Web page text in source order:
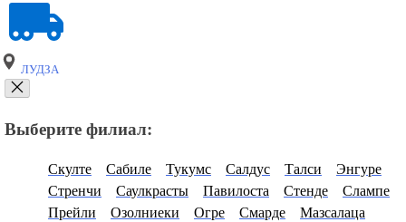
ЛУДЗА
Выберите филиал:
Скулте Сабиле Тукумс Салдус Талси
Энгуре
Стренчи
Саулкрасты Павилоста Стенде
Слампе
Прейли
Озолниеки Огре Смарде
Мазсалаца